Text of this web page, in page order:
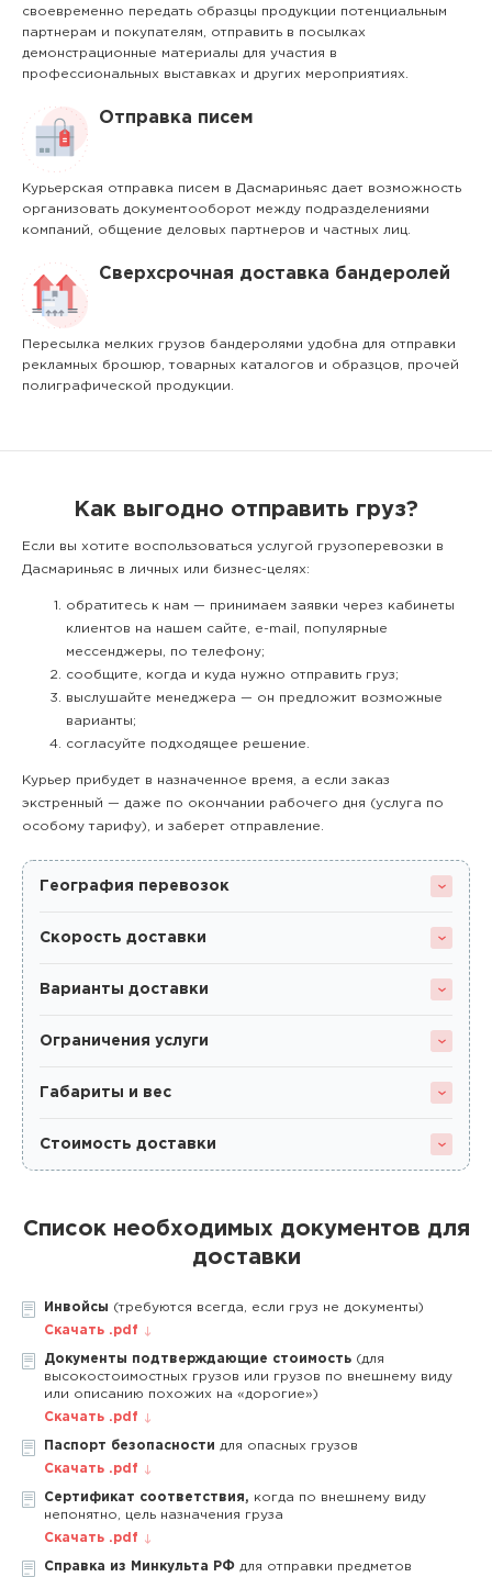
своевременно передать образцы продукции потенциальным
партнерам и покупателям, отправить в посылках
демонстрационные материалы для участия в
профессиональных выставках и других мероприятиях.
Отправка писем
Курьерская отправка писем в Дасмариньяс дает возможность
организовать документооборот между подразделениями
компаний, общение деловых партнеров и частных лиц.
Сверхсрочная доставка бандеролей
Пересылка мелких грузов бандеролями удобна для отправки
рекламных брошюр, товарных каталогов и образцов, прочей
полиграфической продукции.
Как выгодно отправить груз?
Если вы хотите воспользоваться услугой грузоперевозки в
Дасмариньяс в личных или бизнес-целях:
обратитесь к нам — принимаем заявки через кабинеты
клиентов на нашем сайте, e-mail, популярные
мессенджеры, по телефону;
сообщите, когда и куда нужно отправить груз;
выслушайте менеджера — он предложит возможные
варианты;
согласуйте подходящее решение.
Курьер прибудет в назначенное время, а если заказ
экстренный — даже по окончании рабочего дня (услуга по
особому тарифу), и заберет отправление.
География перевозок
Скорость доставки
Варианты доставки
Ограничения услуги
Габариты и вес
Стоимость доставки
Список необходимых документов для
доставки
Инвойсы (требуются всегда, если груз не документы)
Скачать .pdf
Документы подтверждающие стоимость (для
высокостоимостных грузов или грузов по внешнему виду
или описанию похожих на «дорогие»)
Скачать .pdf
Паспорт безопасности для опасных грузов
Скачать .pdf
Сертификат соответствия, когда по внешнему виду
непонятно, цель назначения груза
Скачать .pdf
Справка из Минкульта РФ для отправки предметов